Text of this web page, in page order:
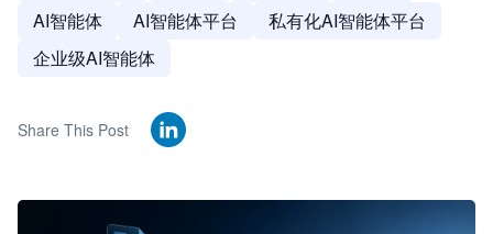
AI智能体
AI智能体平台
私有化AI智能体平台
企业级AI智能体
Share This Post